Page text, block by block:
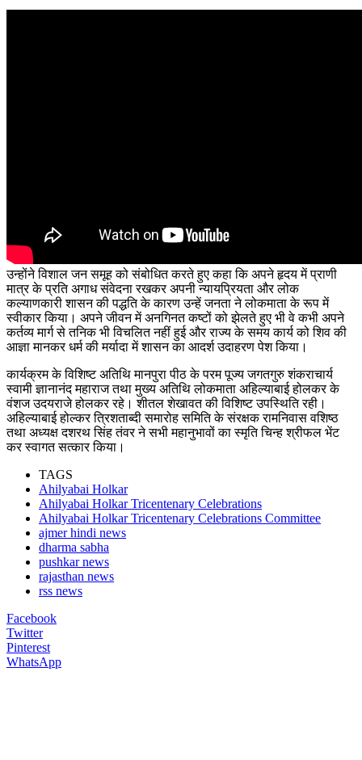
उन्होंने विशाल जन समूह को संबोधित करते हुए कहा कि अपने हृदय में प्राणी
मात्र के प्रति अगाध संवेदना रखकर अपनी न्यायप्रियता और लोक
कल्याणकारी शासन की पद्धति के कारण उन्हें जनता ने लोकमाता के रूप में
स्वीकार किया। अपने जीवन में अनगिनत कष्टों को झेलते हुए भी वे कभी अपने
कर्तव्य मार्ग से तनिक भी विचलित नहीं हुई और राज्य के समय कार्य को शिव की
आज्ञा मानकर धर्म की मर्यादा में शासन का आदर्श उदाहरण पेश किया।
कार्यक्रम के विशिष्ट अतिथि मानपुरा पीठ के परम पूज्य जगतगुरु शंकराचार्य
स्वामी ज्ञानानंद महाराज तथा मुख्य अतिथि लोकमाता अहिल्याबाई होलकर के
वंशज उदयराजे होलकर रहे। शीतल शेखावत की विशिष्ट उपस्थिति रही।
अहिल्याबाई होल्कर त्रिशताब्दी समारोह समिति के संरक्षक रामनिवास वशिष्ठ
तथा अध्यक्ष दशरथ सिंह तंवर ने सभी महानुभावों का स्मृति चिन्ह श्रीफल भेंट
कर स्वागत सत्कार किया।
TAGS
Ahilyabai Holkar
Ahilyabai Holkar Tricentenary Celebrations
Ahilyabai Holkar Tricentenary Celebrations Committee
ajmer hindi news
dharma sabha
pushkar news
rajasthan news
rss news
Facebook
Twitter
Pinterest
WhatsApp